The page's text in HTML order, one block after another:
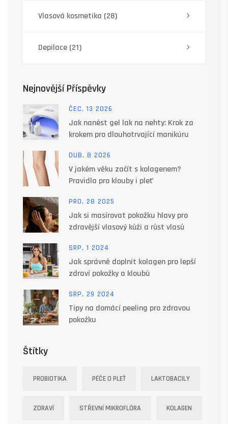
Vlasová kosmetika (28)
Depilace (21)
Nejnovější Příspěvky
ČEC, 13 2026
Jak nanést gel lak na nehty: Krok za
krokem pro dlouhotrvající manikúru
DUB, 8 2026
V jakém věku začít s kolagenem?
Pravidla pro klouby i pleť
PRO, 28 2025
Jak si masírovat pokožku hlavy pro
zdravější vlasový kůži a růst vlasů
SRP, 1 2024
Jak správně doplnit kolagen pro lepší
zdraví pokožky a kloubů
SRP, 29 2024
Tipy na domácí peeling pro zdravou
pokožku
Štítky
PROBIOTIKA PÉČE O PLEŤ LAKTOBACILY
ZDRAVÍ STŘEVNÍ MIKROFLÓRA KOLAGEN